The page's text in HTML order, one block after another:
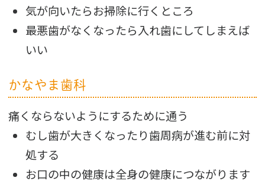
気が向いたらお掃除に行くところ
最悪歯がなくなったら入れ歯にしてしまえば
いい
かなやま歯科
痛くならないようにするために通う
むし歯が大きくなったり歯周病が進む前に対
処する
お口の中の健康は全身の健康につながります